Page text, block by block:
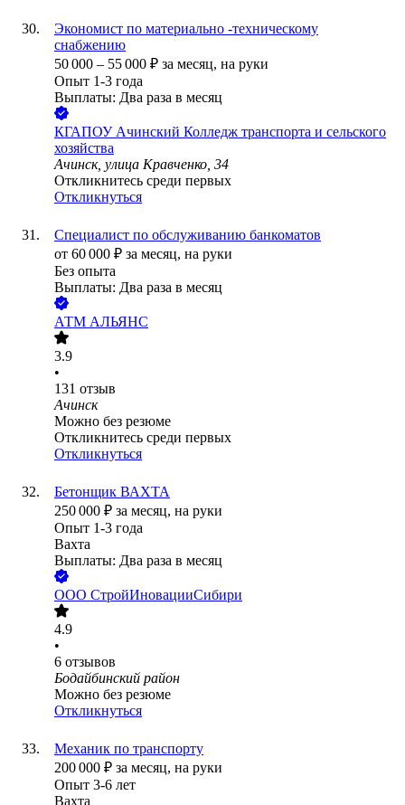
Экономист по материально -техническому
снабжению
50 000 – 55 000 ₽ за месяц, на руки
Опыт 1-3 года
Выплаты: Два раза в месяц
КГАПОУ Ачинский Колледж транспорта и сельского
хозяйства
Ачинск, улица Кравченко, 34
Откликнитесь среди первых
Откликнуться
Специалист по обслуживанию банкоматов
от 60 000 ₽ за месяц, на руки
Без опыта
Выплаты: Два раза в месяц
АТМ АЛЬЯНС
3.9
•
131 отзыв
Ачинск
Можно без резюме
Откликнитесь среди первых
Откликнуться
Бетонщик ВАХТА
250 000 ₽ за месяц, на руки
Опыт 1-3 года
Вахта
Выплаты: Два раза в месяц
ООО СтройИновацииСибири
4.9
•
6 отзывов
Бодайбинский район
Можно без резюме
Откликнуться
Механик по транспорту
200 000 ₽ за месяц, на руки
Опыт 3-6 лет
Вахта